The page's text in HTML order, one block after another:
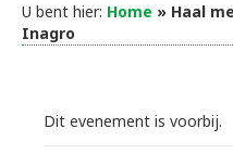
U bent hier: Home » Haal
Inagro
Dit evenement is voorbij.